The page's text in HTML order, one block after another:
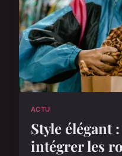
ACTU
Style élégant
intégrer les